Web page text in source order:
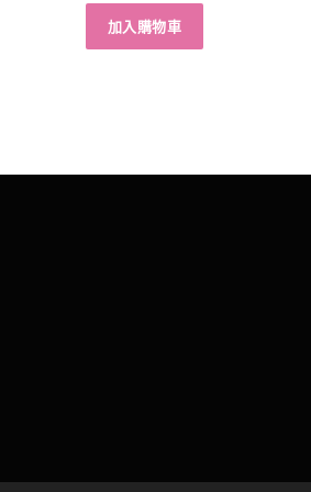
加入購物車